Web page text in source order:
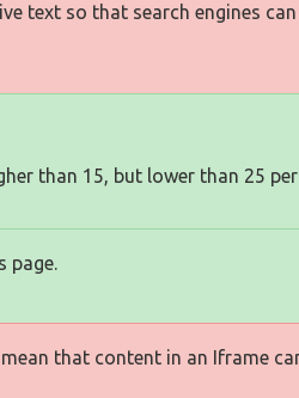
text so that search engines
than 15, but lower than 25
page.
that content in an Iframe